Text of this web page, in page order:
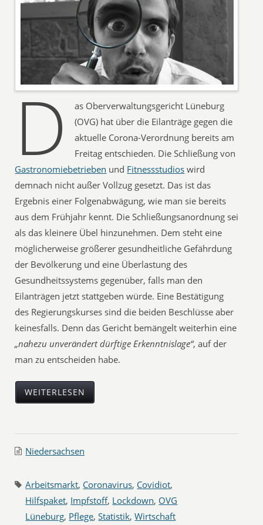
D
as Oberverwaltungsgericht Lüneburg
(OVG) hat über die Eilanträge gegen die
aktuelle Corona-Verordnung bereits am
Freitag entschieden. Die Schließung von
Gastronomiebetrieben und Fitnessstudios wird
demnach nicht außer Vollzug gesetzt. Das ist das
Ergebnis einer Folgenabwägung, wie man sie bereits
aus dem Frühjahr kennt. Die Schließungsanordnung sei
als das kleinere Übel hinzunehmen. Dem steht eine
möglicherweise größerer gesundheitliche Gefährdung
der Bevölkerung und eine Überlastung des
Gesundheitssystems gegenüber, falls man den
Eilanträgen jetzt stattgeben würde. Eine Bestätigung
des Regierungskurses sind die beiden Beschlüsse aber
keinesfalls. Denn das Gericht bemängelt weiterhin eine
„nahezu unverändert dürftige Erkenntnislage“, auf der
man zu entscheiden habe.
WEITERLESEN
Niedersachsen
Arbeitsmarkt, Coronavirus, Covidiot,
Hilfspaket, Impfstoff, Lockdown, OVG
Lüneburg, Pflege,Statistik,Wirtschaft